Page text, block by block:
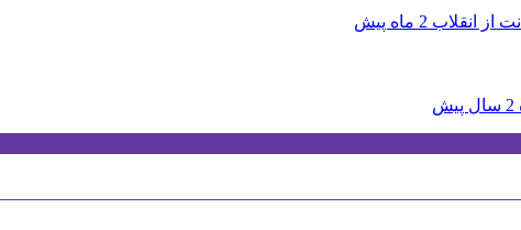
از انقلاب 2 ماه پیش
2 سال پیش